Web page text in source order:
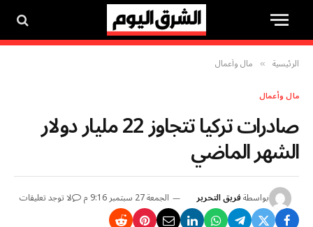
الرئيسية » مال وأعمال
مال وأعمال
صادرات تركيا تتجاوز 22 مليار دولار
الشهر الماضي
بواسطةفريق التحرير الجمعة 27 سبتمبر 9:16 م لا توجد تعليقات